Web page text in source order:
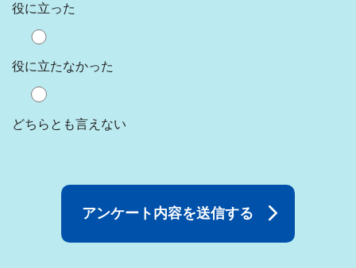
役に立った
役に立たなかった
どちらとも言えない